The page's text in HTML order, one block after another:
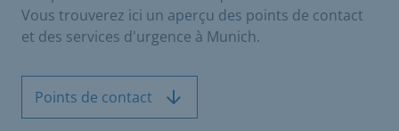
Vous trouverez ici un aperçu des points de contact
et des services d'urgence à Munich.
Points de contact